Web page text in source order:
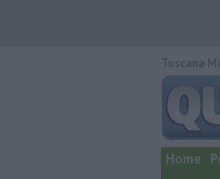
quotidiano
Home